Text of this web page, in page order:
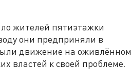
жителей пятиэтажки
они предприняли в
движение на оживлённом
властей к своей проблеме.